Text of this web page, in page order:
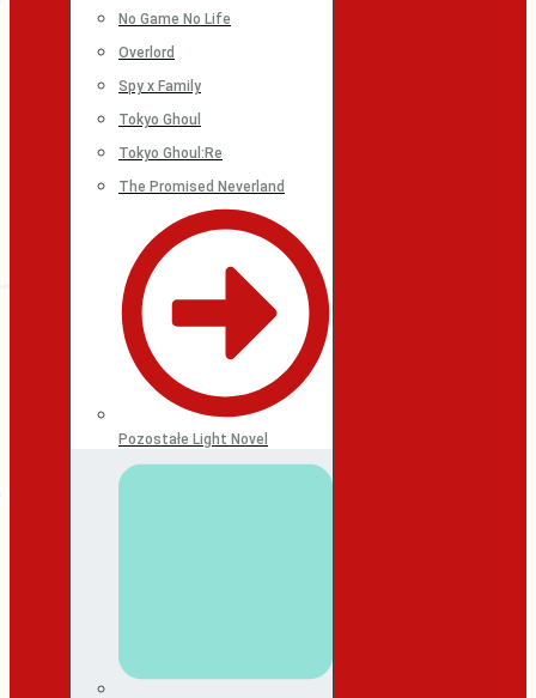
No Game No Life
Overlord
Spy x Family
Tokyo Ghoul
Tokyo Ghoul:Re
The Promised Neverland
Pozostałe Light Novel